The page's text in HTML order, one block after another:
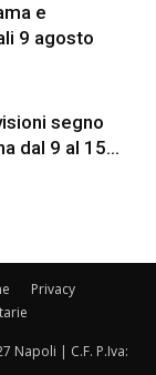
e
9 agosto
segno
dal 9 al 15...
Privacy
Napoli | C.F. P.Iva: